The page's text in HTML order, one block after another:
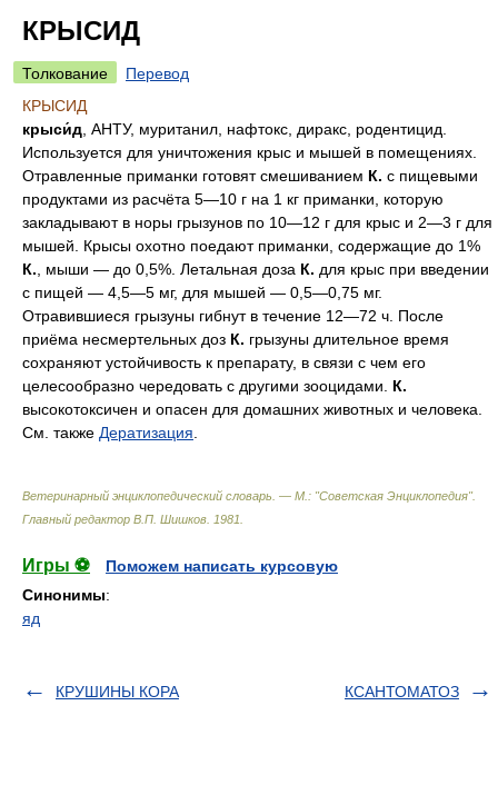
КРЫСИД
Толкование
Перевод
КРЫСИД
крыси́д , АНТУ, муританил, нафтокс, диракс, родентицид.
Используется для уничтожения крыс и мышей в помещениях.
Отравленные приманки готовят смешиванием К. с пищевыми
продуктами из расчёта 5—10 г на 1 кг приманки, которую
закладывают в норы грызунов по 10—12 г для крыс и 2—3 г для
мышей. Крысы охотно поедают приманки, содержащие до 1%
К. , мыши — до 0,5%. Летальная доза К. для крыс при введении
с пищей — 4,5—5 мг, для мышей — 0,5—0,75 мг.
Отравившиеся грызуны гибнут в течение 12—72 ч. После
приёма несмертельных доз К. грызуны длительное время
сохраняют устойчивость к препарату, в связи с чем его
целесообразно чередовать с другими зооцидами. К.
высокотоксичен и опасен для домашних животных и человека.
См. также Дератизация
Ветеринарный энциклопедический словарь. — М.: "Советская Энциклопедия".
Главный редактор В.П. Шишков 1981
Игры ⚽
Поможем написать курсовую
Синонимы:
яд
КРУШИНЫ КОРА КСАНТОМАТОЗ